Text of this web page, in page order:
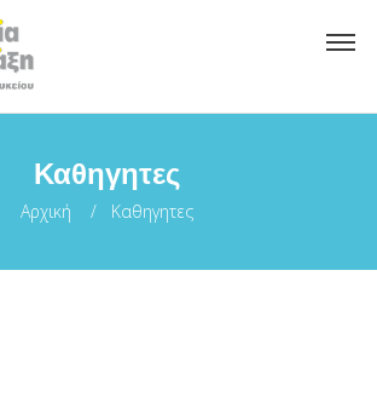
Καθηγητες
Αρχική Καθηγητες